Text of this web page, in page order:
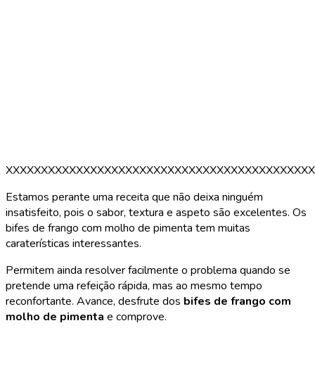
Estamos perante uma receita que não deixa ninguém
insatisfeito, pois o sabor, textura e aspeto são excelentes. Os
bifes de frango com molho de pimenta tem muitas
caraterísticas interessantes.
Permitem ainda resolver facilmente o problema quando se
pretende uma refeição rápida, mas ao mesmo tempo
reconfortante. Avance, desfrute dos bifes de frango com
molho de pimenta e comprove.